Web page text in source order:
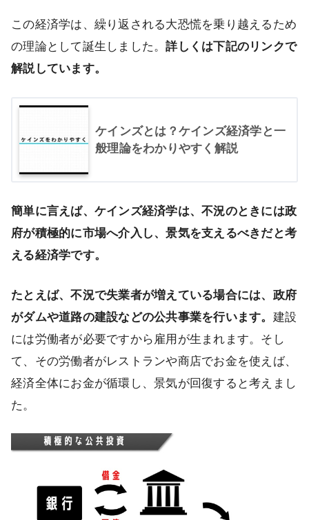
この経済学は、繰り返される大恐慌を乗り越えるため
の理論として誕生しました。詳しくは下記のリンクで
解説しています。
ケインズとは？ケインズ経済学と一
般理論をわかりやすく解説
簡単に言えば、ケインズ経済学は、不況のときには政
府が積極的に市場へ介入し、景気を支えるべきだと考
える経済学です。
たとえば、不況で失業者が増えている場合には、政府
がダムや道路の建設などの公共事業を行います。 建設
には労働者が必要ですから雇用が生まれます。そし
て、その労働者がレストランや商店でお金を使えば、
経済全体にお金が循環し、景気が回復すると考えまし
た。